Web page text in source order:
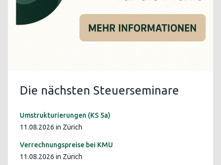
Die nächsten Steuerseminare
Umstrukturierungen (KS 5a)
11.08.2026 in Zürich
Verrechnungspreise bei KMU
11.08.2026 in Zürich